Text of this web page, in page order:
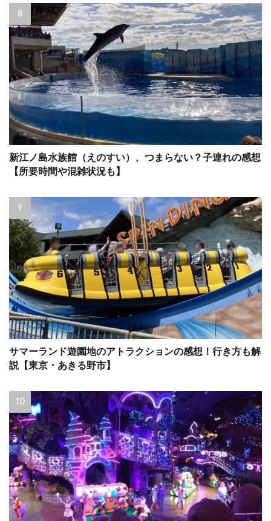
新江ノ島水族館（えのすい）、つまらない？子連れの感想
【所要時間や混雑状況も】
サマーランド遊園地のアトラクションの感想！行き方も解
説【東京・あきる野市】